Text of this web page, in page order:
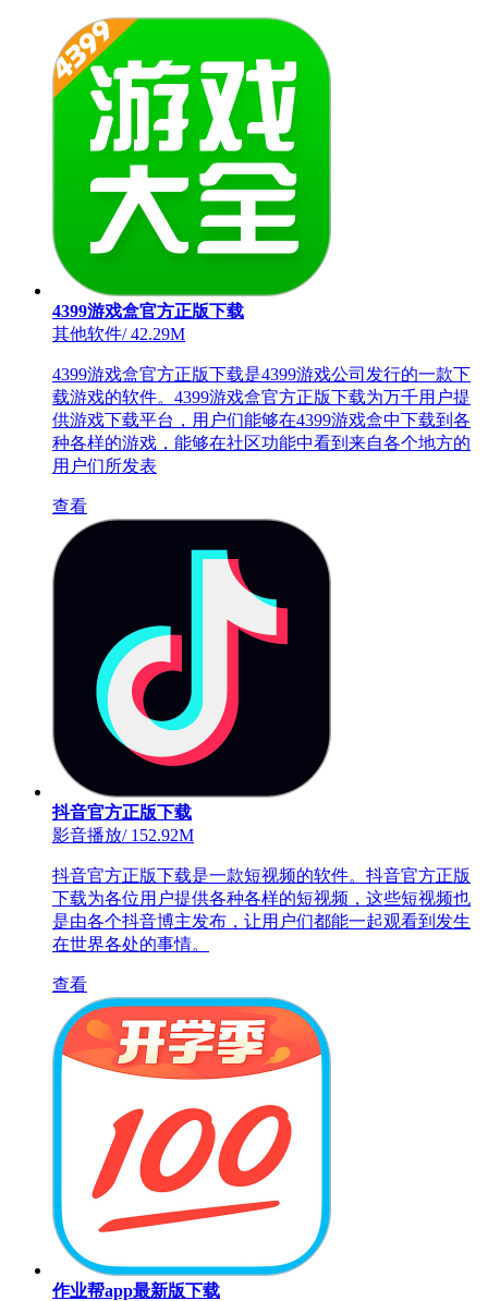
4399游戏盒官方正版下载
其他软件/42.29M
4399游戏盒官方正版下载是4399游戏公司发行的一款下
载游戏的软件。4399游戏盒官方正版下载为万千用户提
供游戏下载平台，用户们能够在4399游戏盒中下载到各
种各样的游戏，能够在社区功能中看到来自各个地方的
用户们所发表
查看
抖音官方正版下载
影音播放/152.92M
抖音官方正版下载是一款短视频的软件。抖音官方正版
下载为各位用户提供各种各样的短视频，这些短视频也
是由各个抖音博主发布，让用户们都能一起观看到发生
在世界各处的事情。
查看
作业帮app最新版下载